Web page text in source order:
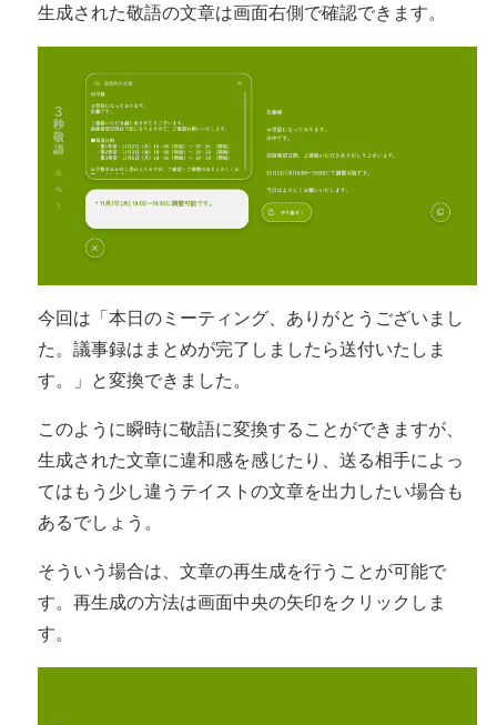
生成された敬語の文章は画面右側で確認できます。
今回は「本日のミーティング、ありがとうございまし
た。議事録はまとめが完了しましたら送付いたしま
す。」と変換できました。
このように瞬時に敬語に変換することができますが、
生成された文章に違和感を感じたり、送る相手によっ
てはもう少し違うテイストの文章を出力したい場合も
あるでしょう。
そういう場合は、文章の再生成を行うことが可能で
す。再生成の方法は画面中央の矢印をクリックしま
す。